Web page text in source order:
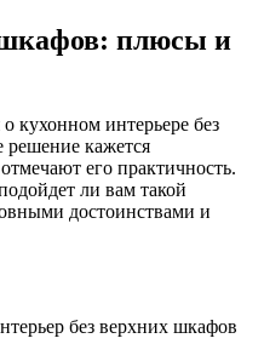
шкафов: плюсы и
кухонном интерьере без
кажется
его практичность.
ли вам такой
достоинствами и
без верхних шкафов